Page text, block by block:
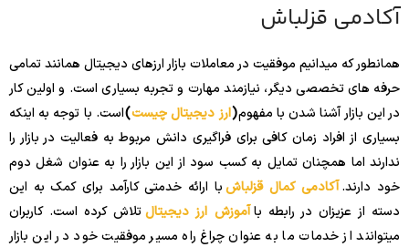
آکادمی قزلباش
همانطور که میدانیم موفقیت در معاملات بازار ارزهای دیجیتال همانند تمامی
حرفه های تخصصی دیگر، نیازمند مهارت و تجربه بسیاری است. و اولین کار
در این بازار آشنا شدن با مفهوم(ارز دیجیتال چیست)است. با توجه به اینکه
بسیاری از افراد زمان کافی برای فراگیری دانش مربوط به فعالیت در بازار را
ندارند اما همچنان تمایل به کسب سود از این بازار را به عنوان شغل دوم
خود دارند.آکادمی کمال قزلباشبا ارائه خدمتی کارآمد برای کمک به این
دسته از عزیزان در رابطه باآموزش ارز دیجیتالتلاش کرده است. کاربران
میتوانند از خدمات ما به عنوان چراغ راه مسیر موفقیت خود در این بازار